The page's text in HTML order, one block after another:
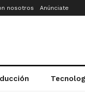
nosotros Anúnciate